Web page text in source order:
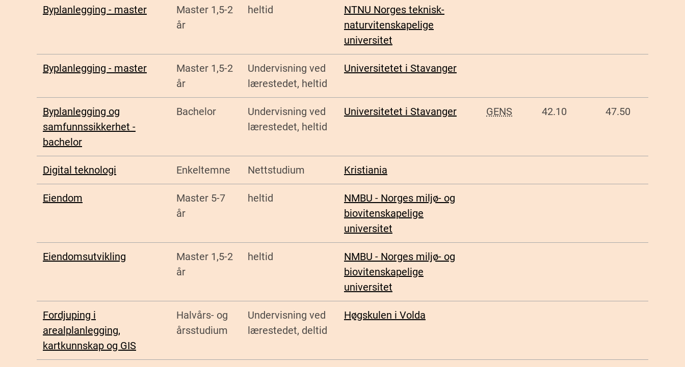
Byplanlegging - master
Master 1,5-2
år
heltid
NTNU Norges teknisk-
naturvitenskapelige
universitet
Byplanlegging - master
Master 1,5-2
år
Undervisning ved
lærestedet, heltid
Universitetet i Stavanger
Byplanlegging og
samfunnssikkerhet -
bachelor
Bachelor
Undervisning ved
lærestedet, heltid
Universitetet i Stavanger GENS 42.10 47.50
Digital teknologi Enkeltemne Nettstudium Kristiania
Eiendom
Master 5-7
år
heltid
NMBU - Norges miljø- og
biovitenskapelige
universitet
Eiendomsutvikling
Master 1,5-2
år
heltid
NMBU - Norges miljø- og
biovitenskapelige
universitet
Fordjuping i
arealplanlegging,
kartkunnskap og GIS
Halvårs- og
årsstudium
Undervisning ved
lærestedet, deltid
Høgskulen i Volda